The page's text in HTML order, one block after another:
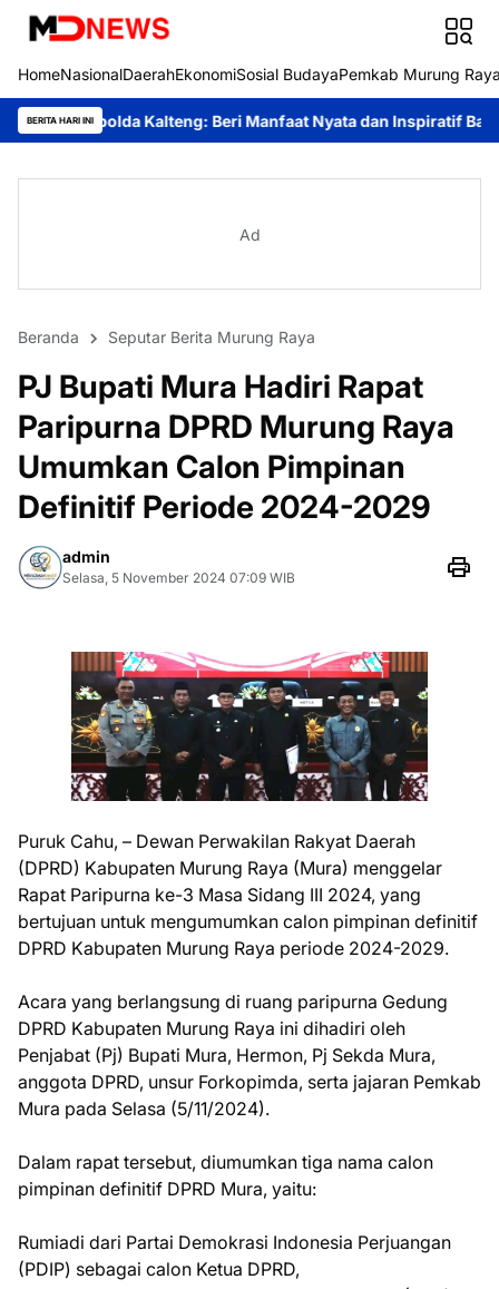
HomeNasionalDaerahEkonomiSosial BudayaPemkab Murung
BERITA HARI INIBeri Manfaat Nyata dan Inspiratif Bagi Siswa di Sekolah
Ad
Beranda Seputar Berita Murung Raya
PJ Bupati Mura Hadiri Rapat
Paripurna DPRD Murung Raya
Umumkan Calon Pimpinan
Definitif Periode 2024-2029
admin
Selasa, 5 November 2024 07:09 WIB
Puruk Cahu, – Dewan Perwakilan Rakyat Daerah
(DPRD) Kabupaten Murung Raya (Mura) menggelar
Rapat Paripurna ke-3 Masa Sidang III 2024, yang
bertujuan untuk mengumumkan calon pimpinan definitif
DPRD Kabupaten Murung Raya periode 2024-2029.
Acara yang berlangsung di ruang paripurna Gedung
DPRD Kabupaten Murung Raya ini dihadiri oleh
Penjabat (Pj) Bupati Mura, Hermon, Pj Sekda Mura,
anggota DPRD, unsur Forkopimda, serta jajaran Pemkab
Mura pada Selasa (5/11/2024).
Dalam rapat tersebut, diumumkan tiga nama calon
pimpinan definitif DPRD Mura, yaitu:
Rumiadi dari Partai Demokrasi Indonesia Perjuangan
(PDIP) sebagai calon Ketua DPRD,